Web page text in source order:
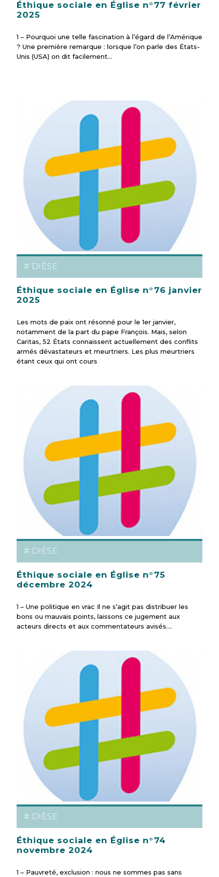
Éthique sociale en Église n°77 février
2025
1 – Pourquoi une telle fascination à l’égard de l’Amérique
? Une première remarque : lorsque l’on parle des États-
Unis (USA) on dit facilement…
# DIÈSE
Éthique sociale en Église n°76 janvier
2025
Les mots de paix ont résonné pour le 1er janvier,
notamment de la part du pape François. Mais, selon
Caritas, 52 États connaissent actuellement des conflits
armés dévastateurs et meurtriers. Les plus meurtriers
étant ceux qui ont cours
# DIÈSE
Éthique sociale en Église n°75
décembre 2024
1 – Une politique en vrac Il ne s’agit pas distribuer les
bons ou mauvais points, laissons ce jugement aux
acteurs directs et aux commentateurs avisés.…
# DIÈSE
Éthique sociale en Église n°74
novembre 2024
1 – Pauvreté, exclusion : nous ne sommes pas sans